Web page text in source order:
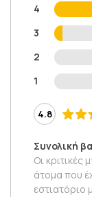
4
3
2
1
4.8
Συνολική
Οι κριτικές
άτομα που
εστιατόριο